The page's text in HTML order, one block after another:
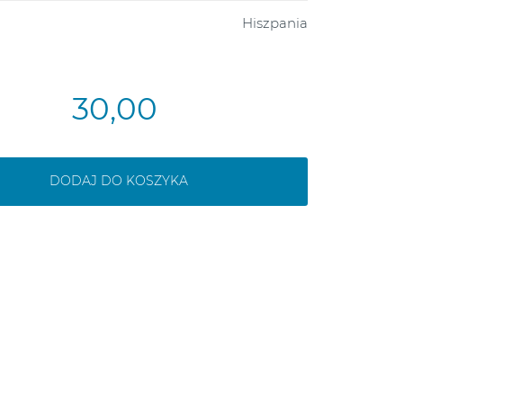
Hiszpania
30,00
DODAJ DO KOSZYKA